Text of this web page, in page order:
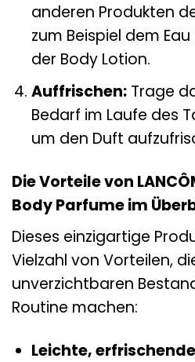
anderen Produkten
zum Beispiel dem Eau
der Body Lotion.
Auffrischen:Trage
Bedarf im Laufe des
um den Duft
Die Vorteile von
Body Parfume im
Dieses einzigartige
Vielzahl von Vorteilen,
unverzichtbaren
Routine machen:
Leichte,